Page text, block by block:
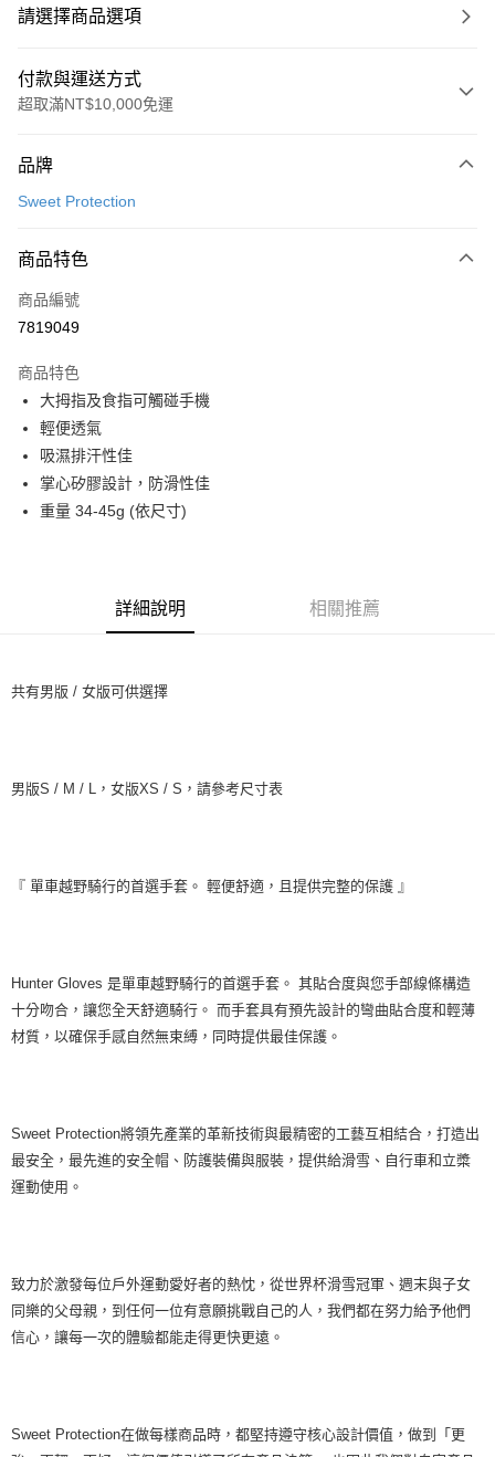
請選擇商品選項
付款與運送方式
超取滿NT$10,000免運
信用卡一次付款
LINE Pay
Apple Pay
運送方式
全家店到店
每筆NT$80，滿NT$10,000(含以上)免運費
付款後全家取貨
每筆NT$80，滿NT$10,000(含以上)免運費
品牌
Sweet Protection
商品特色
商品編號
7819049
商品特色
大拇指及食指可觸碰手機
輕便透氣
吸濕排汗性佳
掌心矽膠設計，防滑性佳
重量 34-45g (依尺寸)
詳細說明 相關推薦
共有男版 / 女版可供選擇
男版S / M / L，女版XS / S，請參考尺寸表
『 單車越野騎行的首選手套。 輕便舒適，且提供完整的保護 』
Hunter Gloves 是單車越野騎行的首選手套。 其貼合度與您手部線條構造
十分吻合，讓您全天舒適騎行。 而手套具有預先設計的彎曲貼合度和輕薄
材質，以確保手感自然無束縛，同時提供最佳保護。
Sweet Protection將領先產業的革新技術與最精密的工藝互相結合，打造出
最安全，最先進的安全帽、防護裝備與服裝，提供給滑雪、自行車和立槳
運動使用。
致力於激發每位戶外運動愛好者的熱忱，從世界杯滑雪冠軍、週末與子女
同樂的父母親，到任何一位有意願挑戰自己的人，我們都在努力給予他們
信心，讓每一次的體驗都能走得更快更遠。
Sweet Protection在做每樣商品時，都堅持遵守核心設計價值，做到「更